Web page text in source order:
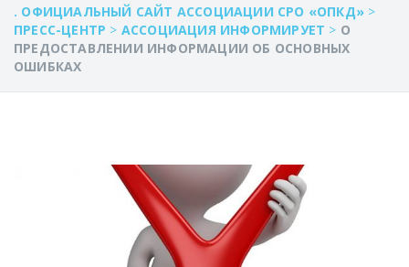
. ОФИЦИАЛЬНЫЙ САЙТ АССОЦИАЦИИ СРО «ОПКД» >
ПРЕСС-ЦЕНТР > АССОЦИАЦИЯ ИНФОРМИРУЕТ > О
ПРЕДОСТАВЛЕНИИ ИНФОРМАЦИИ ОБ ОСНОВНЫХ
ОШИБКАХ